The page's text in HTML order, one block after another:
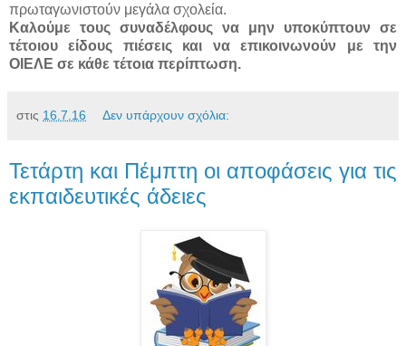
πρωταγωνιστούν μεγάλα σχολεία.
Καλούμε τους συναδέλφους να μην υποκύπτουν σε
τέτοιου είδους πιέσεις και να επικοινωνούν με την
ΟΙΕΛΕ σε κάθε τέτοια περίπτωση.
στις 16.7.16 Δεν υπάρχουν σχόλια:
Τετάρτη και Πέμπτη οι αποφάσεις για τις
εκπαιδευτικές άδειες